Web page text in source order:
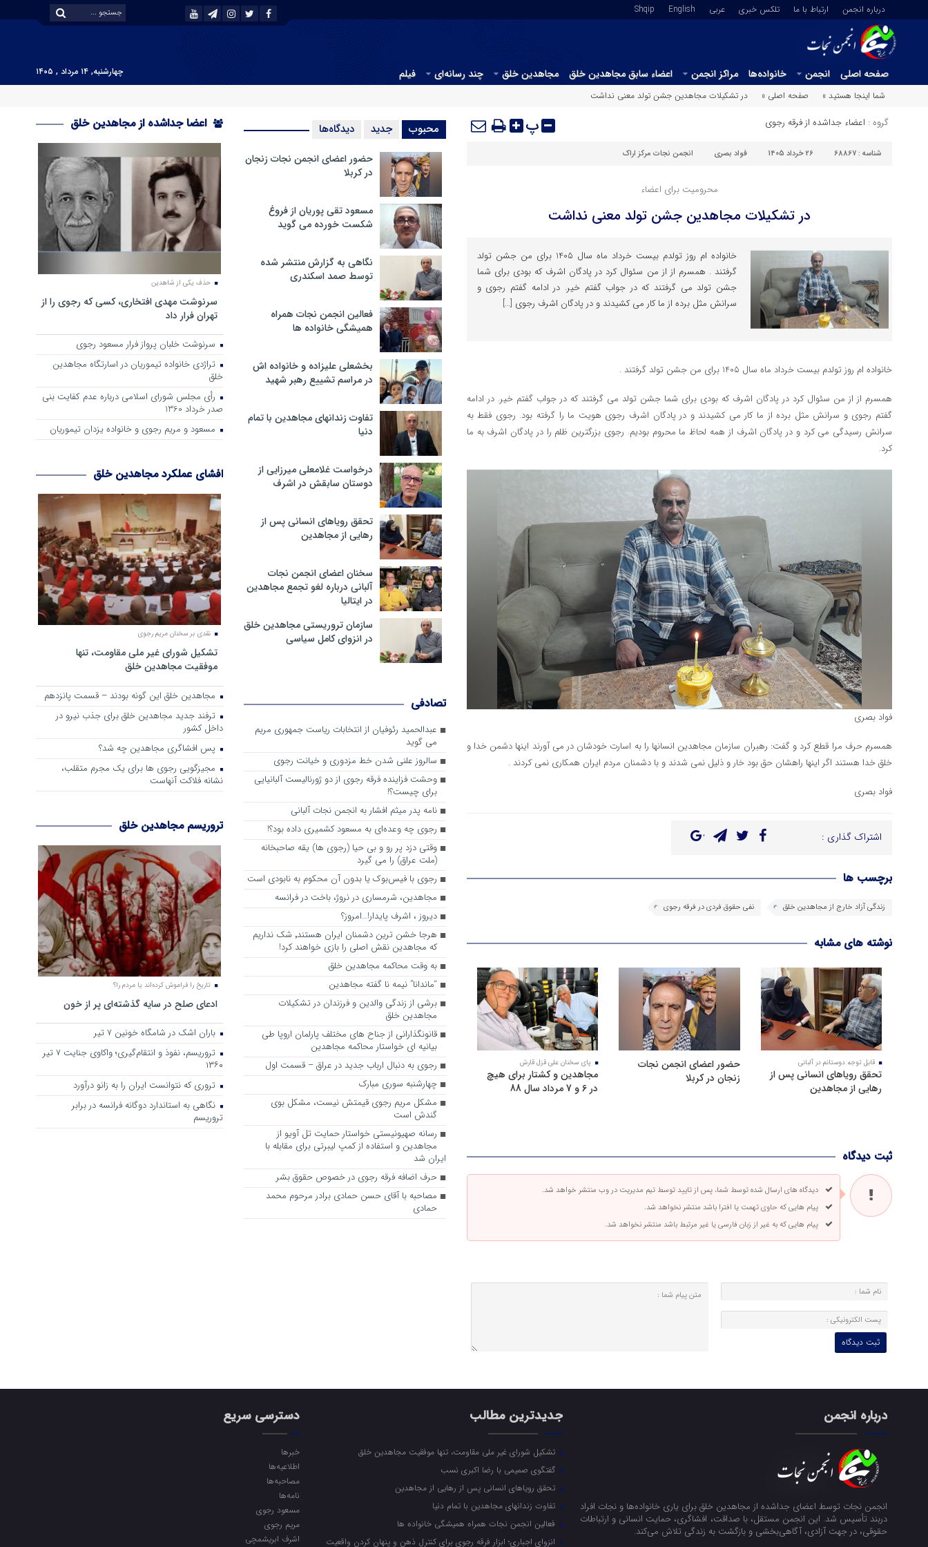
درباره انجمن ارتباط با ما تلکس خبری عربي English
Shqip
صفحه اصلی انجمن خانواده‌ها مراکز انجمن اعضاء سابق مجاهدین خلق مجاهدین خلق چند رسانه‌ای فیلم
چهارشنبه, ۱۴ مرداد , ۱۴۰۵
شما اینجا هستید »
صفحه اصلی » در تشکیلات مجاهدین جشن تولد معنی نداشت
گروه : اعضاء جداشده از فرقه رجوی پ
شناسه : 68867 26 خرداد 1405 فواد بصری انجمن نجات مرکز اراک
محرومیت برای اعضاء
در تشکیلات مجاهدین جشن تولد معنی نداشت
خانواده ام روز تولدم بیست خرداد ماه سال 1405 برای من جشن تولد
گرفتند . همسرم از از من سئوال کرد در پادگان اشرف که بودی برای شما
جشن تولد می گرفتند که در جواب گفتم خیر. در ادامه گفتم رجوی و
سرانش مثل برده از ما کار می کشیدند و در پادگان اشرف رجوی […]
خانواده ام روز تولدم بیست خرداد ماه سال 1405 برای من جشن تولد گرفتند .
همسرم از از من سئوال کرد در پادگان اشرف که بودی برای شما جشن تولد می گرفتند که در جواب گفتم خیر. در ادامه
گفتم رجوی و سرانش مثل برده از ما کار می کشیدند و در پادگان اشرف رجوی هویت ما را گرفته بود. رجوی فقط به
سرانش رسیدگی می کرد و در پادگان اشرف از همه لحاظ ما محروم بودیم. رجوی بزرگترین ظلم را در پادگان اشرف به ما
کرد.
فواد بصری
همسرم حرف مرا قطع کرد و گفت: رهبران سازمان مجاهدین انسانها را به اسارت خودشان در می آورند اینها دشمن خدا و
خلق خدا هستند اگر اینها راهشان حق بود خار و ذلیل نمی شدند و با دشمنان مردم ایران همکاری نمی کردند .
فواد بصری
اشتراک گذاری :
برچسب ها
زندگی آزاد خارج از مجاهدین خلق نفی حقوق فردی در فرقه رجوی
نوشته های مشابه
قابل توجه دوستانم در آلبانی
تحقق رویاهای انسانی پس از
رهایی از مجاهدین
حضور اعضای انجمن نجات
زنجان در کربلا
پای سخنان علی قزل قارش
مجاهدین و کشتار برای هیچ
در 6 و 7 مرداد سال 88
ثبت دیدگاه
دیدگاه های ارسال شده توسط شما، پس از تایید توسط تیم مدیریت در وب منتشر خواهد شد.
پیام هایی که حاوی تهمت یا افترا باشد منتشر نخواهد شد.
پیام هایی که به غیر از زبان فارسی یا غیر مرتبط باشد منتشر نخواهد شد.
محبوب جدید دیدگاه‌ها
حضور اعضای انجمن نجات زنجان
در کربلا
مسعود تقی پوریان از فروغ
شکست خورده می گوید
نگاهی به گزارش منتشر شده
توسط صمد اسکندری
فعالین انجمن نجات همراه
همیشگی خانواده ها
بخشعلی علیزاده و خانواده اش
در مراسم تشییع رهبر شهید
تفاوت زندانهای مجاهدین با تمام
دنیا
درخواست غلامعلی میرزایی از
دوستان سابقش در اشرف
تحقق رویاهای انسانی پس از
رهایی از مجاهدین
سخنان اعضای انجمن نجات
آلبانی درباره لغو تجمع مجاهدین
در ایتالیا
سازمان تروریستی مجاهدین خلق
در انزوای کامل سیاسی
تصادفی
عبدالحمید رئوفیان از انتخابات ریاست جمهوری مریم
می گوید
سالروز علنی شدن خط مزدوری و خیانت رجوی
وحشت فزاینده فرقه رجوی از دو ژورنالیست آلبانیایی
برای چیست؟!
نامه پدر میثم افشار به انجمن نجات آلبانی
رجوی چه وعده‌ای به مسعود کشمیری داده بود؟!
وقتی دزد پر رو و بی حیا (رجوی ها) یقه صاحبخانه
(ملت عراق) را می گیرد
رجوی با فیس‌بوک یا بدون آن محکوم به نابودی است
مجاهدین، شرم‎ساری در نروژ، باخت در فرانسه
ديروز ، اشرف پايدار!…امروز؟
هرجا خشن ترین دشمنان ایران هستند٬ شک نداریم
که مجاهدین نقش اصلی را بازی خواهند کرد!
به وقت محاکمه مجاهدین خلق
“ماندانا” نیمه نا گفته مجاهدین
برشی از زندگی والدین و فرزندان در تشکیلات
مجاهدین خلق
قانونگذارانی از جناح های مختلف پارلمان اروپا طی
بیانیه ای خواستار محاکمه مجاهدین
رجوی به دنبال ارباب جدید در عراق – قسمت اول
چهارشنبه سوری مبارک
مشکل مریم رجوی قیمتش نیست، مشکل بوی
گندش است
رسانه صهیونیستی خواستار حمایت تل آویو از
مجاهدین و استفاده از کمپ لیبرتی برای مقابله با
ایران شد
حرف اضافه فرقه رجوی در خصوص حقوق بشر
مصاحبه با آقای حسن حمادی برادر مرحوم محمد
حمادی
اعضا جداشده از مجاهدین خلق
حذف یکی از شاهدین
سرنوشت مهدی افتخاری، کسی که رجوی را از
تهران فرار داد
سرنوشت خلبان پرواز فرار مسعود رجوی
تراژدی خانواده تیموریان در اسارتگاه مجاهدین
خلق
رأی مجلس شورای اسلامی درباره عدم كفایت بنی
صدر خرداد 1360
مسعود و مریم رجوی و خانواده یزدان تیموریان
افشای عملکرد مجاهدین خلق
نقدی بر سخنان مریم رجوی
تشکیل شورای غیر ملی مقاومت، تنها
موفقیت مجاهدین خلق
مجاهدین خلق این گونه بودند – قسمت پانزدهم
ترفند جدید مجاهدین خلق برای جذب نیرو در
داخل کشور
پس افشاگری مجاهدین چه شد؟
مجیزگویی رجوی ها برای یک مجرم متقلب،
نشانه فلاکت آنهاست
تروریسم مجاهدین خلق
تاریخ را فراموش کرده‌اند یا مردم را؟
ادعای صلح در سایه گذشته‌ای پر از خون
باران اشک در شامگاه خونین 7 تیر
تروریسم، نفوذ و انتقام‌گیری؛ واکاوی جنایت ۷ تیر
۱۳۶۰
تروری که نتوانست ایران را به زانو درآورد
نگاهی به استاندارد دوگانه فرانسه در برابر
تروریسم
درباره انجمن
انجمن نجات توسط اعضای جداشده از مجاهدین خلق برای یاری خانواده‌ها و نجات افراد
دربند تأسیس شد. این انجمن مستقل، با صداقت، افشاگری، حمایت انسانی و ارتباطات
حقوقی، در جهت آزادی، آگاهی‌بخشی و بازگشت به زندگی تلاش می‌کند.
جدیدترین مطالب
تشکیل شورای غیر ملی مقاومت، تنها موفقیت مجاهدین خلق
گفتگوی صمیمی با رضا اکبری نسب
تحقق رویاهای انسانی پس از رهایی از مجاهدین
تفاوت زندانهای مجاهدین با تمام دنیا
فعالین انجمن نجات همراه همیشگی خانواده ها
انزوای اجباری؛ ابزار فرقه رجوی برای کنترل ذهن و پنهان کردن واقعیت
دسترسی سریع
خبرها
اطلاعیه‌ها
مصاحبه‌ها
نامه‌ها
مسعود رجوی
مریم رجوی
اشرف ابریشمچی